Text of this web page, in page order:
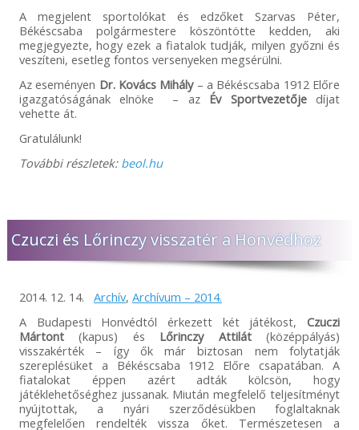
A megjelent sportolókat és edzőket Szarvas Péter,
Békéscsaba polgármestere köszöntötte kedden, aki
megjegyezte, hogy ezek a fiatalok tudják, milyen győzni és
veszíteni, esetleg fontos versenyeken megsérülni.
Az eseményen Dr. Kovács Mihály– a Békéscsaba 1912 Előre
igazgatóságának elnöke – az Év Sportvezetőjedíjat
vehette át.
Gratulálunk!
További részletek: beol.hu
Czuczi és Lőrinczy visszatér a Honvédhoz
2014. 12. 14. Archív, Archívum – 2014.
A Budapesti Honvédtól érkezett két játékost,Czuczi
Mártont(kapus) és Lőrinczy Attilát(középpályás)
visszakérték – így ők már biztosan nem folytatják
szereplésüket a Békéscsaba 1912 Előre csapatában. A
fiatalokat éppen azért adták kölcsön, hogy
játéklehetőséghez jussanak. Miután megfelelő teljesítményt
nyújtottak, a nyári szerződésükben foglaltaknak
megfelelően rendelték vissza őket. Természetesen a